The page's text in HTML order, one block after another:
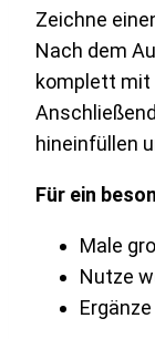
Zeichne
Nach dem
komplett mit
hineinfüllen
Für ein
Male
Nutze